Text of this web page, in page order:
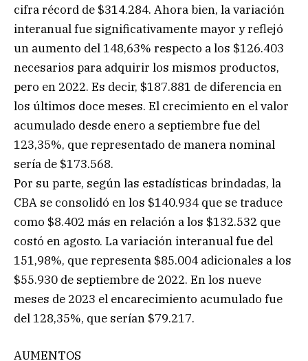
cifra récord de $314.284. Ahora bien, la variación
interanual fue significativamente mayor y reflejó
un aumento del 148,63% respecto a los $126.403
necesarios para adquirir los mismos productos,
pero en 2022. Es decir, $187.881 de diferencia en
los últimos doce meses. El crecimiento en el valor
acumulado desde enero a septiembre fue del
123,35%, que representado de manera nominal
sería de $173.568.
Por su parte, según las estadísticas brindadas, la
CBA se consolidó en los $140.934 que se traduce
como $8.402 más en relación a los $132.532 que
costó en agosto. La variación interanual fue del
151,98%, que representa $85.004 adicionales a los
$55.930 de septiembre de 2022. En los nueve
meses de 2023 el encarecimiento acumulado fue
del 128,35%, que serían $79.217.
AUMENTOS